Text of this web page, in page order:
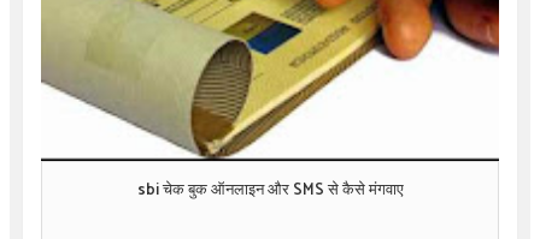
sbi चेक बुक ऑनलाइन और SMS से कैसे मंगवाए